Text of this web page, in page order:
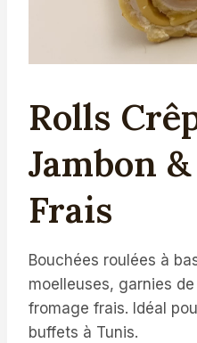
Rolls
Jambon
Frais
Bouchées roulées à
moelleuses, garnies
fromage frais. Idéal
buffets à Tunis.